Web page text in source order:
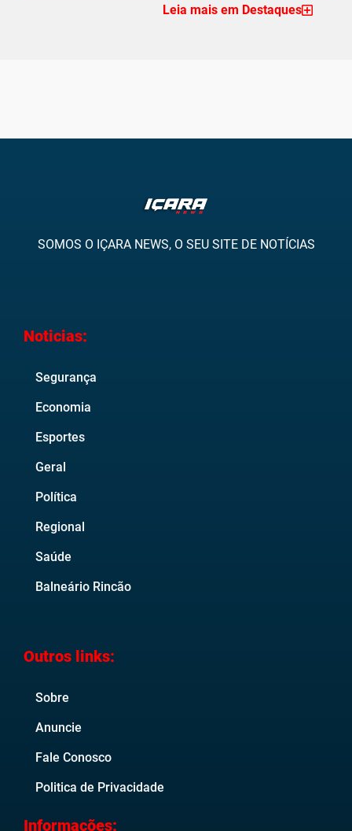
Leia mais em Destaques
SOMOS O IÇARA NEWS, O SEU SITE DE NOTÍCIAS
Noticias:
Segurança
Economia
Esportes
Geral
Política
Regional
Saúde
Balneário Rincão
Outros links:
Sobre
Anuncie
Fale Conosco
Politica de Privacidade
Informações: